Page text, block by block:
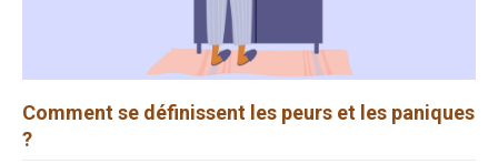
Comment se définissent les peurs et les paniques
?